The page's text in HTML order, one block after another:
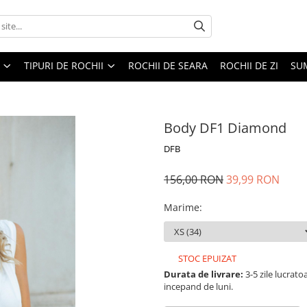
TIPURI DE ROCHII ROCHII DE SEARA ROCHII DE ZI
Body DF1 Diamond
DFB
156,00 RON39,99 RON
Marime:
STOC EPUIZAT
Durata de livrare: 3-5 zile
incepand de luni.